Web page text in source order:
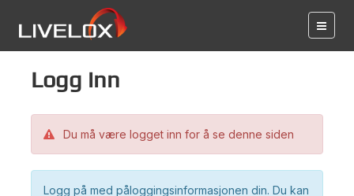
Logg inn
Du må være logget inn for å se denne siden
Logg på med påloggingsinformasjonen din. Du kan